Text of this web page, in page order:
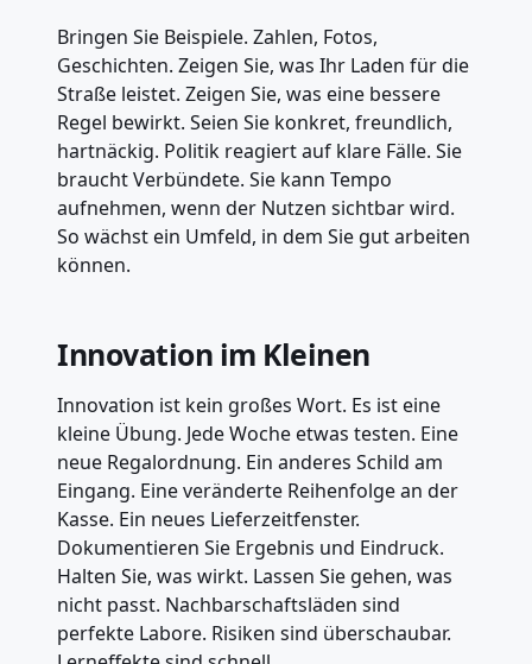
Bringen Sie Beispiele. Zahlen, Fotos,
Geschichten. Zeigen Sie, was Ihr Laden für die
Straße leistet. Zeigen Sie, was eine bessere
Regel bewirkt. Seien Sie konkret, freundlich,
hartnäckig. Politik reagiert auf klare Fälle. Sie
braucht Verbündete. Sie kann Tempo
aufnehmen, wenn der Nutzen sichtbar wird.
So wächst ein Umfeld, in dem Sie gut arbeiten
können.
Innovation im Kleinen
Innovation ist kein großes Wort. Es ist eine
kleine Übung. Jede Woche etwas testen. Eine
neue Regalordnung. Ein anderes Schild am
Eingang. Eine veränderte Reihenfolge an der
Kasse. Ein neues Lieferzeitfenster.
Dokumentieren Sie Ergebnis und Eindruck.
Halten Sie, was wirkt. Lassen Sie gehen, was
nicht passt. Nachbarschaftsläden sind
perfekte Labore. Risiken sind überschaubar.